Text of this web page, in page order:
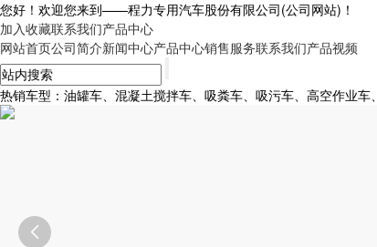
您好！欢迎您来到——程力专用汽车股份有限公司(公司网站)！
加入收藏联系我们产品中心
网站首页公司简介新闻中心产品中心销售服务联系我们产品视频
热销车型：油罐车、混凝土搅拌车、吸粪车、吸污车、高空作业
